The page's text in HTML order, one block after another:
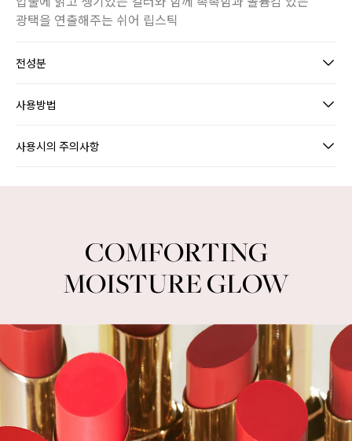
광택을 연출해주는 쉬어 립스틱
전성분
사용방법
사용시의 주의사항
COMFORTING
MOISTURE GLOW